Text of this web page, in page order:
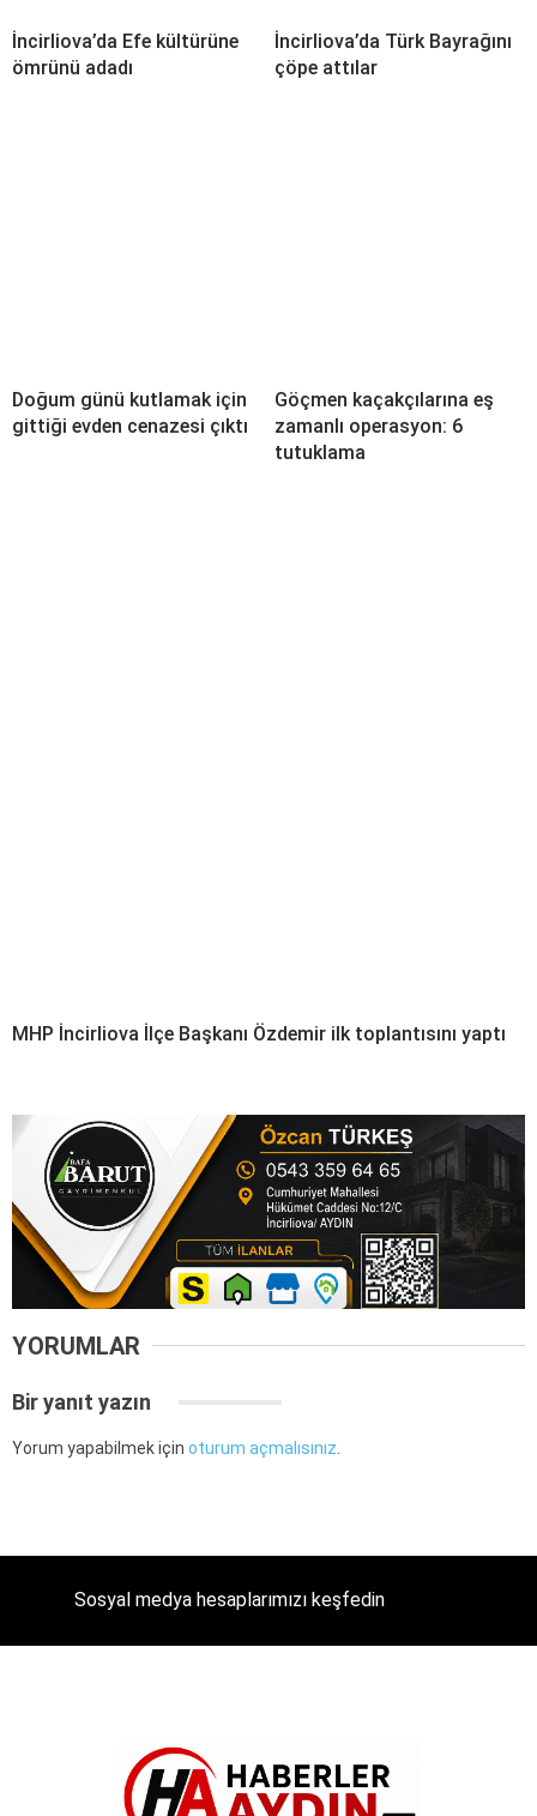
İncirliova’da Efe kültürüne
ömrünü adadı
İncirliova’da Türk Bayrağını
çöpe attılar
Doğum günü kutlamak için
gittiği evden cenazesi çıktı
Göçmen kaçakçılarına eş
zamanlı operasyon: 6
tutuklama
MHP İncirliova İlçe Başkanı Özdemir ilk toplantısını yaptı
YORUMLAR
Bir yanıt yazın
Yorum yapabilmek için oturum açmalısınız
Sosyal medya hesaplarımızı keşfedin